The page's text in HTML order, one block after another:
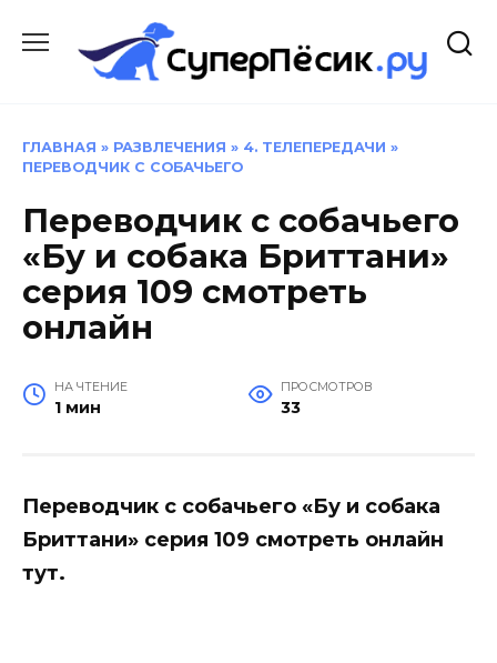
содержанию
ГЛАВНАЯ » РАЗВЛЕЧЕНИЯ » 4. ТЕЛЕПЕРЕДАЧИ »
ПЕРЕВОДЧИК С СОБАЧЬЕГО
Переводчик с собачьего
«Бу и собака Бриттани»
серия 109 смотреть
онлайн
НА ЧТЕНИЕ
1 мин
ПРОСМОТРОВ
33
Переводчик с собачьего «Бу и собака
Бриттани» серия 109 смотреть онлайн
тут.